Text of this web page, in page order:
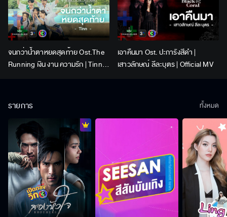
จนกว่าน้ำตาหยดสุดท้าย Ost.The
Running เงิน งาน ความรัก | Tinn |
เอาคืนมา Ost. ปะการังสีดำ |
เสาวลักษณ์ ลีละบุตร | Official MV
รายการ ทั้งหมด